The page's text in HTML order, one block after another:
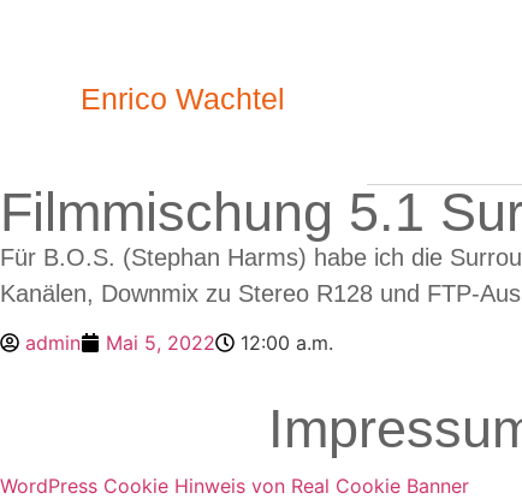
Enrico Wachtel
Filmmischung 5.1
Für B.O.S. (Stephan Harms) habe ich die
Kanälen, Downmix zu Stereo R128 und FTP-
admin Mai 5, 2022 12:00 a.m.
WordPress Cookie Hinweis von Real Cookie Banner